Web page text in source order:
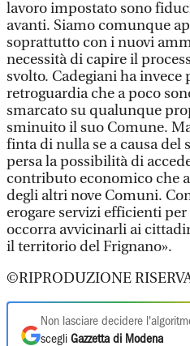
lavoro impostato sono
avanti. Siamo comunque
soprattutto con i nuovi
necessità di capire il
svolto. Cadegiani ha
retroguardia che a poco
smarcato su qualunque
sminuito il suo Comune.
finta di nulla se a causa del
persa la possibilità di
contributo economico che
degli altri nove Comuni.
erogare servizi efficienti
occorra avvicinarli ai
il territorio del Frignano».
©RIPRODUZIONE
Non lasciare decidere
scegli Gazzetta di Modena